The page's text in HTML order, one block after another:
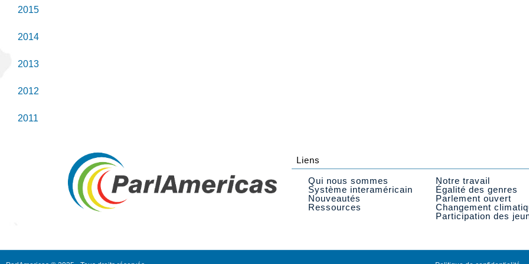
2015
2014
2013
2012
2011
Liens
Qui nous sommes
Système interaméricain
Nouveautés
Ressources
Notre travail
Égalité des genres
Parlement ouvert
Changement
Participation des